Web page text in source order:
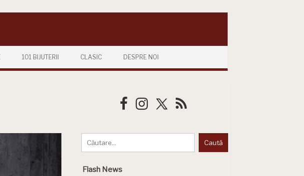
101 BIJUTERII CLASIC DESPRE NOI
Flash News